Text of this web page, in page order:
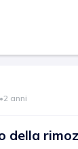
•2 anni
della